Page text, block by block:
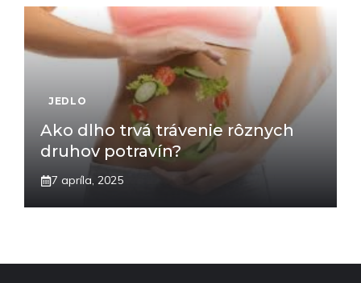
JEDLO
Ako dlho trvá trávenie rôznych
druhov potravín?
7 apríla, 2025